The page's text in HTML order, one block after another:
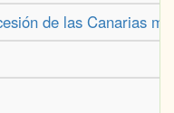
de las Canarias